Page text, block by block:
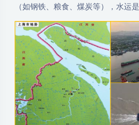
（如钢铁、粮食、煤炭等），水运